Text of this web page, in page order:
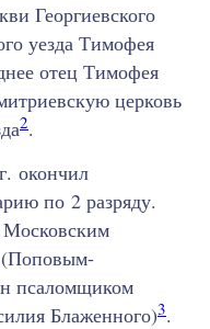
Георгиевского
уезда Тимофея
отец Тимофея
церковь
2.
окончил
по 2 разряду.
псаломщиком
Блаженного)3.